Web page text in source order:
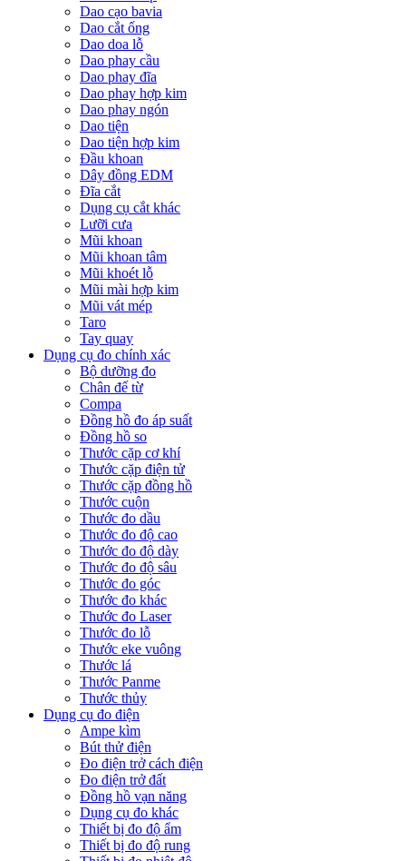
Dao cạo bavia
Dao cắt ống
Dao doa lỗ
Dao phay cầu
Dao phay đĩa
Dao phay hợp kim
Dao phay ngón
Dao tiện
Dao tiện hợp kim
Đầu khoan
Dây đồng EDM
Đĩa cắt
Dụng cụ cắt khác
Lưỡi cưa
Mũi khoan
Mũi khoan tâm
Mũi khoét lỗ
Mũi mài hợp kim
Mũi vát mép
Taro
Tay quay
Dụng cụ đo chính xác
Bộ dưỡng đo
Chân đế từ
Compa
Đồng hồ đo áp suất
Đồng hồ so
Thước cặp cơ khí
Thước cặp điện tử
Thước cặp đồng hồ
Thước cuộn
Thước đo dầu
Thước đo độ cao
Thước đo độ dày
Thước đo độ sâu
Thước đo góc
Thước đo khác
Thước đo Laser
Thước đo lỗ
Thước eke vuông
Thước lá
Thước Panme
Thước thủy
Dụng cụ đo điện
Ampe kìm
Bút thử điện
Đo điện trở cách điện
Đo điện trở đất
Đồng hồ vạn năng
Dụng cụ đo khác
Thiết bị đo độ ẩm
Thiết bị đo độ rung